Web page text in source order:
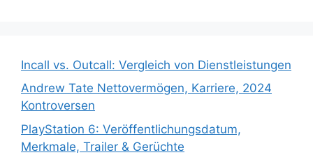
Incall vs. Outcall: Vergleich von Dienstleistungen
Andrew Tate Nettovermögen, Karriere, 2024
Kontroversen
PlayStation 6: Veröffentlichungsdatum,
Merkmale, Trailer & Gerüchte